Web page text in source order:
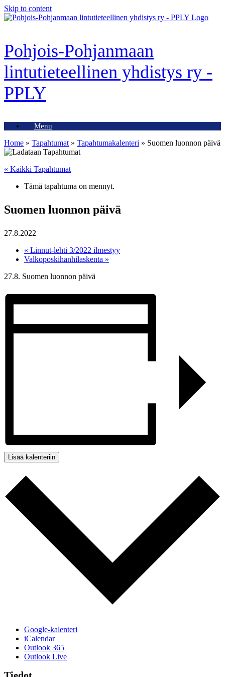
Skip to content
Pohjois-Pohjanmaan
lintutieteellinen yhdistys ry -
PPLY
Menu
Home » Tapahtumat » Tapahtumakalenteri » Suomen luonnon päivä
« Kaikki Tapahtumat
Tämä tapahtuma on mennyt.
Suomen luonnon päivä
27.8.2022
« Linnut-lehti 3/2022 ilmestyy
Valkoposkihanhilaskenta »
27.8. Suomen luonnon päivä
Lisää kalenteriin
Google-kalenteri
iCalendar
Outlook 365
Outlook Live